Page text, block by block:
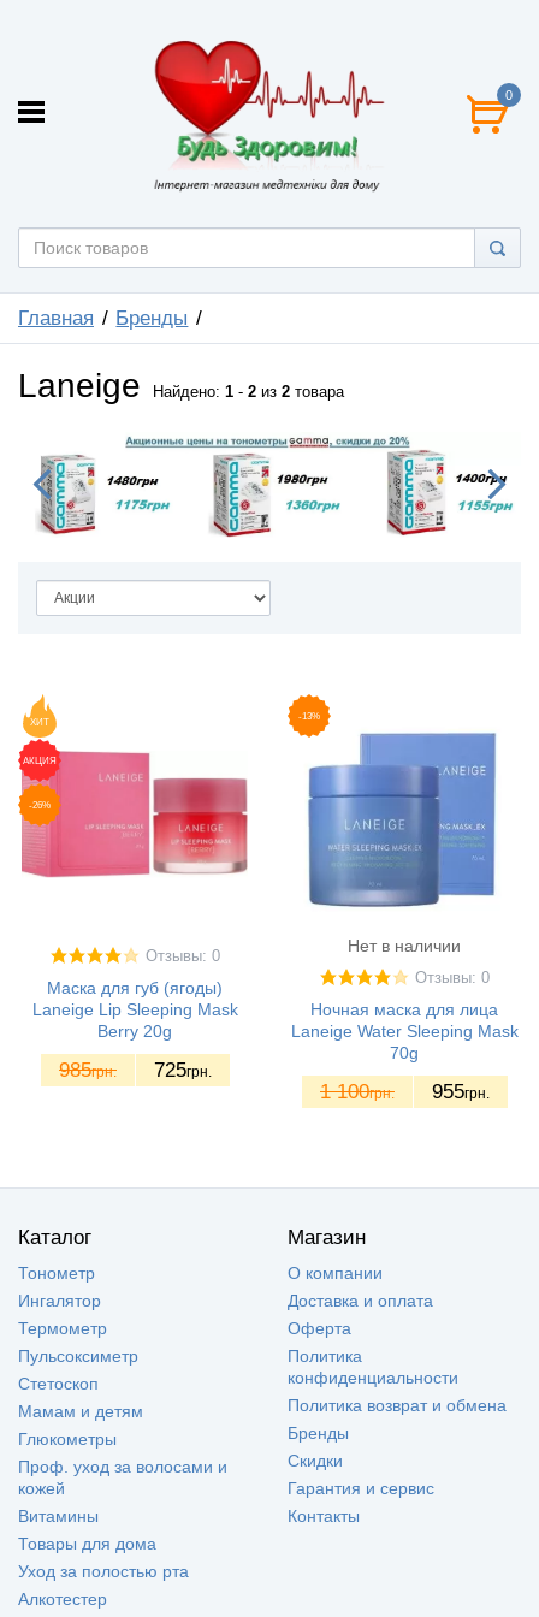
0
Главная Бренды
Laneige Найдено: 1 - 2 из 2 товара
ХИТ
АКЦИЯ
-26%
Отзывы: 0
Маска для губ (ягоды)
Laneige Lip Sleeping Mask
Berry 20g
985грн. 725грн.
-13%
Нет в наличии
Отзывы: 0
Ночная маска для лица
Laneige Water Sleeping Mask
70g
1 100грн. 955грн.
Каталог
Тонометр
Ингалятор
Термометр
Пульсоксиметр
Стетоскоп
Мамам и детям
Глюкометры
Проф. уход за волосами и
кожей
Витамины
Товары для дома
Уход за полостью рта
Алкотестер
Магазин
О компании
Доставка и оплата
Оферта
Политика
конфиденциальности
Политика возврат и обмена
Бренды
Скидки
Гарантия и сервис
Контакты